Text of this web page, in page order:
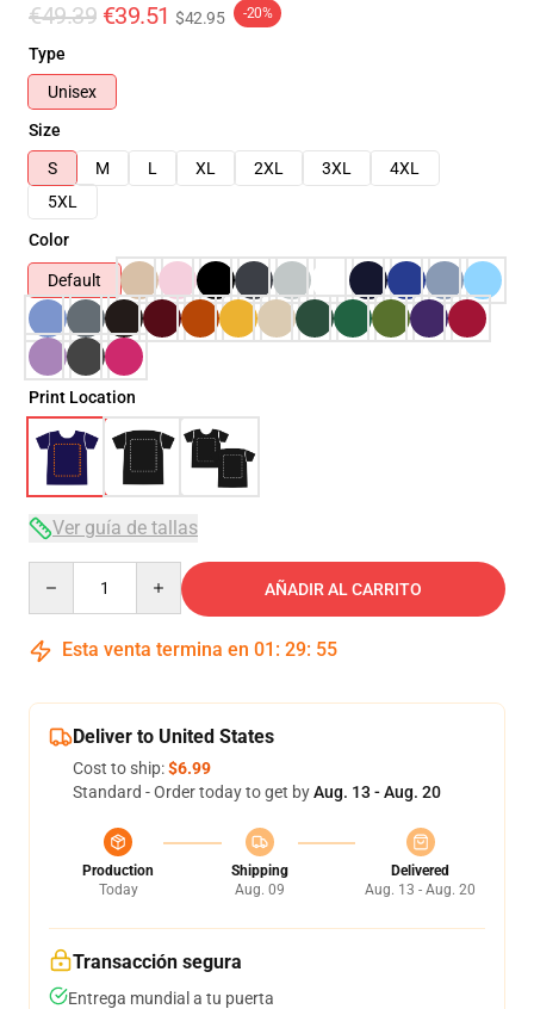
€49.39 €39.51 $42.95 -20%
Type
Unisex
Size
S
M L XL 2XL 3XL
4XL
5XL
Color
Default
Print Location
Ver guía de tallas
AÑADIR AL CARRITO
Esta venta termina en 01 : 29: 54
Deliver to United States
Cost to ship:$6.99
Standard - Order today to get byAug. 13 - Aug. 20
Production
Today
Shipping
Aug. 09
Delivered
Aug. 13 - Aug. 20
Transacción segura
Entrega mundial a tu puerta